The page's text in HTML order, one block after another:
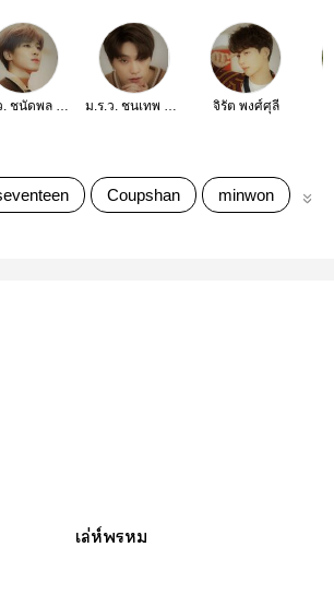
ม.ร.ว. ชนัดพล ศิวาดล ม.ร.ว. ชนเทพ ศิวาดล จิรัต พงศ์ศุลี
Coupshan minwon
เล่ห์